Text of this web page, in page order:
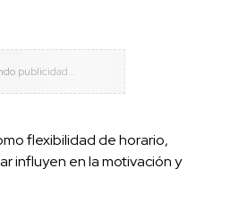
flexibilidad de horario,
influyen en la motivación y